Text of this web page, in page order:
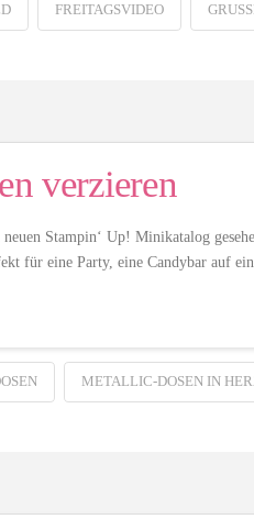
FREITAGSVIDEO
verzieren
Stampin‘ Up! Minikatalog
für eine Party, eine Candybar auf
METALLIC-DOSEN IN